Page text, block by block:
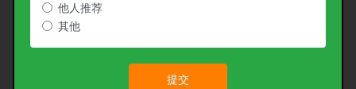
他人推荐
其他
提交